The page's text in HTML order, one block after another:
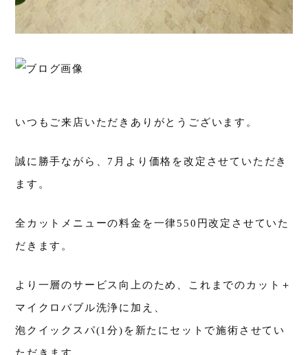
いつもご来店いただきありがとうございます。
誠に勝手ながら、7月より価格を改定させていただき
ます。
全カットメニューの料金を一律550円改定させていた
だきます。
より一層のサービス向上のため、これまでのカット＋
マイクロバブル洗浄に加え、
泡クイックスパ(1分)を新たにセットで施術させてい